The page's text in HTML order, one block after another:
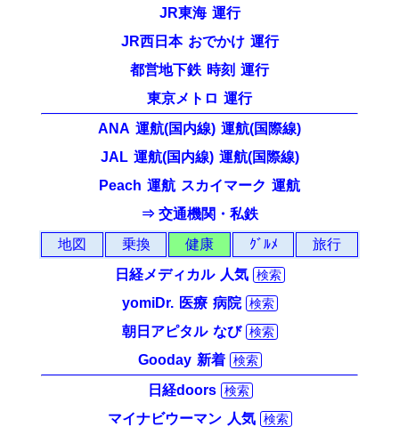
JR東海 運行
JR西日本 おでかけ 運行
都営地下鉄 時刻 運行
東京メトロ 運行
ANA 運航(国内線) 運航(国際線)
JAL 運航(国内線) 運航(国際線)
Peach 運航 スカイマーク 運航
⇒ 交通機関・私鉄
地図
乗換 健康 ｸﾞﾙﾒ
旅行
日経メディカル 人気 検索
yomiDr. 医療 病院 検索
朝日アピタル なび 検索
Gooday 新着 検索
日経doors 検索
マイナビウーマン 人気 検索